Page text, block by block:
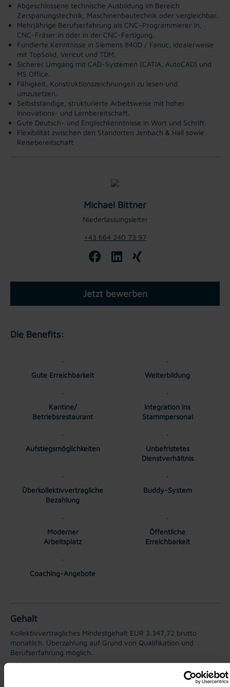
Abgeschlossene technische Ausbildung im Bereich
Zerspanungstechnik, Maschinenbautechnik oder vergleichbar.
Mehrjährige Berufserfahrung als CNC-Programmierer:in,
CNC-Fräser:in oder in der CNC-Fertigung.
Fundierte Kenntnisse in Siemens 840D / Fanuc, idealerweise
mit TopSolid, Vericut und TDM.
Sicherer Umgang mit CAD-Systemen (CATIA, AutoCAD) und
MS Office.
Fähigkeit, Konstruktionszeichnungen zu lesen und
umzusetzen.
Selbstständige, strukturierte Arbeitsweise mit hoher
Innovations- und Lernbereitschaft.
Gute Deutsch- und Englischkenntnisse in Wort und Schrift.
Flexibilität zwischen den Standorten Jenbach & Hall sowie
Reisebereitschaft
Michael Bittner
Niederlassungsleiter
+43 664 240 73 97
Jetzt bewerben
Die Benefits:
Gute Erreichbarkeit Weiterbildung
Kantine/
Betriebsrestaurant
Integration ins
Stammpersonal
Aufstiegsmöglichkeiten
Unbefristetes
Dienstverhältnis
Überkollektivvertragliche
Bezahlung
Buddy-System
Moderner
Arbeitsplatz
Öffentliche
Erreichbarkeit
Coaching-Angebote
Gehalt
Kollektivvertragliches Mindestgehalt EUR 3.347,72 brutto
monatlich. Überzahlung auf Grund von Qualifikation und
Berufserfahrung möglich.